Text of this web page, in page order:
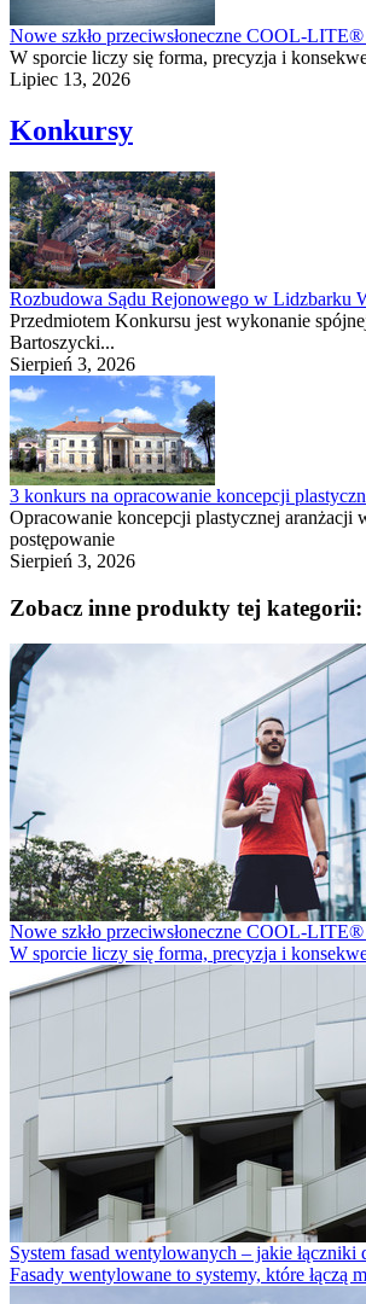
Nowe szkło przeciwsłoneczne COOL-
W sporcie liczy się forma, precyzja i
Lipiec 13, 2026
Konkursy
Rozbudowa Sądu Rejonowego w Lidzbarku
Przedmiotem Konkursu jest wykonanie
Bartoszycki...
Sierpień 3, 2026
3 konkurs na opracowanie koncepcji
Opracowanie koncepcji plastycznej
postępowanie
Sierpień 3, 2026
Zobacz inne produkty tej kategorii:
Nowe szkło przeciwsłoneczne COOL-
W sporcie liczy się forma, precyzja i
System fasad wentylowanych – jakie
Fasady wentylowane to systemy, które łączą